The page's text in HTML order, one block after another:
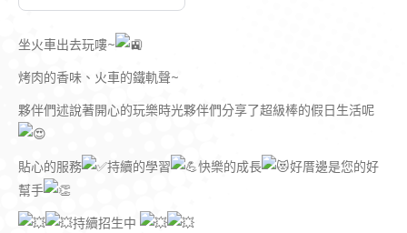
坐火車出去玩嘍~
烤肉的香味、火車的鐵軌聲~
夥伴們述說著開心的玩樂時光夥伴們分享了超級棒的假日生活呢
貼心的服務 持續的學習 快樂的成長
好厝邊是您的好
幫手
持續招生中